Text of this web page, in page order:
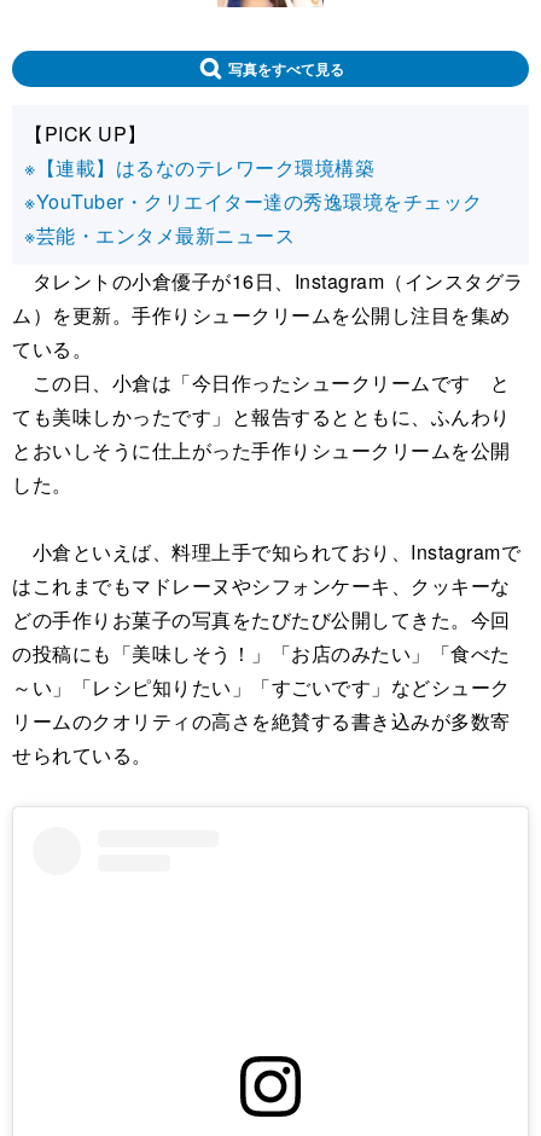
写真をすべて見る
【PICK UP】
※【連載】はるなのテレワーク環境構築
※YouTuber・クリエイター達の秀逸環境をチェック
※芸能・エンタメ最新ニュース
タレントの小倉優子が16日、Instagram（インスタグラ
ム）を更新。手作りシュークリームを公開し注目を集め
ている。
この日、小倉は「今日作ったシュークリームです と
ても美味しかったです」と報告するとともに、ふんわり
とおいしそうに仕上がった手作りシュークリームを公開
した。
小倉といえば、料理上手で知られており、Instagramで
はこれまでもマドレーヌやシフォンケーキ、クッキーな
どの手作りお菓子の写真をたびたび公開してきた。今回
の投稿にも「美味しそう！」「お店のみたい」「食べた
～い」「レシピ知りたい」「すごいです」などシューク
リームのクオリティの高さを絶賛する書き込みが多数寄
せられている。